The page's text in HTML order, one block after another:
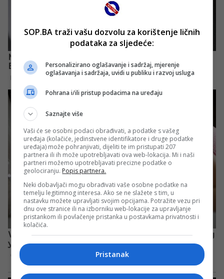
SOP.BA traži vašu dozvolu za korištenje ličnih
podataka za sljedeće:
Personalizirano oglašavanje i sadržaj, mjerenje
oglašavanja i sadržaja, uvidi u publiku i razvoj usluga
Pohrana i/ili pristup podacima na uređaju
Saznajte više
Vaši će se osobni podaci obrađivati, a podatke s vašeg
uređaja (kolačiće, jedinstvene identifikatore i druge podatke
uređaja) može pohranjivati, dijeliti te im pristupati 207
partnera ili ih može upotrebljavati ova web-lokacija. Mi i naši
partneri možemo upotrebljavati precizne podatke o
geolociranju. Popis partnera.
Neki dobavljači mogu obrađivati vaše osobne podatke na
temelju legitimnog interesa. Ako se ne slažete s tim, u
nastavku možete upravljati svojim opcijama. Potražite vezu pri
dnu ove stranice ili na izborniku web-lokacije za upravljanje
pristankom ili povlačenje pristanka u postavkama privatnosti i
kolačića.
Pristanak